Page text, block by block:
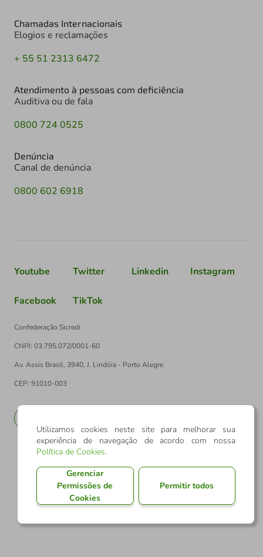
Chamadas Internacionais
Elogios e reclamações
+ 55 51 2313 6472
Atendimento à pessoas com deficiência
Auditiva ou de fala
0800 724 0525
Denúncia
Canal de denúncia
0800 602 6918
Youtube Twitter Linkedin Instagram
Facebook TikTok
Confederação Sicredi
CNPJ: 03.795.072/0001-60
Av. Assis Brasil, 3940, J. Lindóia - Porto Alegre
CEP: 91010-003
Utilizamos cookies neste site para melhorar sua
experiência de navegação de acordo com nossa
Política de Cookies.
Gerenciar
Permissões de
Cookies
Permitir todos